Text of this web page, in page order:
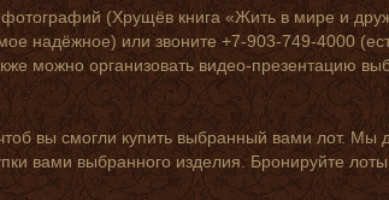
(Хрущёв книга «Жить в мире и
надёжное) или звоните +7-903-749-4000
можно организовать видео-презентацию
вы смогли купить выбранный вами лот. Мы
вами выбранного изделия. Бронируйте